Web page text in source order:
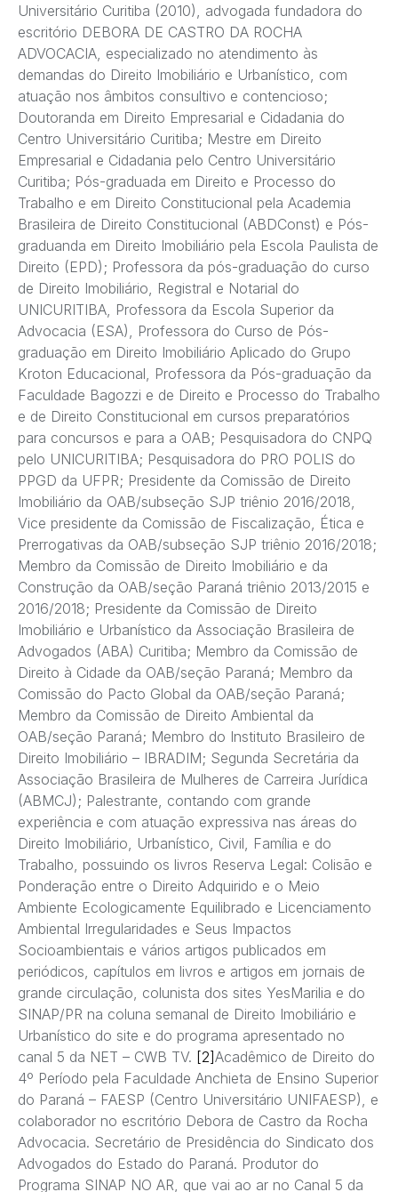
Universitário Curitiba (2010), advogada fundadora do
escritório DEBORA DE CASTRO DA ROCHA
ADVOCACIA, especializado no atendimento às
demandas do Direito Imobiliário e Urbanístico, com
atuação nos âmbitos consultivo e contencioso;
Doutoranda em Direito Empresarial e Cidadania do
Centro Universitário Curitiba; Mestre em Direito
Empresarial e Cidadania pelo Centro Universitário
Curitiba; Pós-graduada em Direito e Processo do
Trabalho e em Direito Constitucional pela Academia
Brasileira de Direito Constitucional (ABDConst) e Pós-
graduanda em Direito Imobiliário pela Escola Paulista de
Direito (EPD); Professora da pós-graduação do curso
de Direito Imobiliário, Registral e Notarial do
UNICURITIBA, Professora da Escola Superior da
Advocacia (ESA), Professora do Curso de Pós-
graduação em Direito Imobiliário Aplicado do Grupo
Kroton Educacional, Professora da Pós-graduação da
Faculdade Bagozzi e de Direito e Processo do Trabalho
e de Direito Constitucional em cursos preparatórios
para concursos e para a OAB; Pesquisadora do CNPQ
pelo UNICURITIBA; Pesquisadora do PRO POLIS do
PPGD da UFPR; Presidente da Comissão de Direito
Imobiliário da OAB/subseção SJP triênio 2016/2018,
Vice presidente da Comissão de Fiscalização, Ética e
Prerrogativas da OAB/subseção SJP triênio 2016/2018;
Membro da Comissão de Direito Imobiliário e da
Construção da OAB/seção Paraná triênio 2013/2015 e
2016/2018; Presidente da Comissão de Direito
Imobiliário e Urbanístico da Associação Brasileira de
Advogados (ABA) Curitiba; Membro da Comissão de
Direito à Cidade da OAB/seção Paraná; Membro da
Comissão do Pacto Global da OAB/seção Paraná;
Membro da Comissão de Direito Ambiental da
OAB/seção Paraná; Membro do Instituto Brasileiro de
Direito Imobiliário – IBRADIM; Segunda Secretária da
Associação Brasileira de Mulheres de Carreira Jurídica
(ABMCJ); Palestrante, contando com grande
experiência e com atuação expressiva nas áreas do
Direito Imobiliário, Urbanístico, Civil, Família e do
Trabalho, possuindo os livros Reserva Legal: Colisão e
Ponderação entre o Direito Adquirido e o Meio
Ambiente Ecologicamente Equilibrado e Licenciamento
Ambiental Irregularidades e Seus Impactos
Socioambientais e vários artigos publicados em
periódicos, capítulos em livros e artigos em jornais de
grande circulação, colunista dos sites YesMarilia e do
SINAP/PR na coluna semanal de Direito Imobiliário e
Urbanístico do site e do programa apresentado no
canal 5 da NET – CWB TV. [2]Acadêmico de Direito do
4º Período pela Faculdade Anchieta de Ensino Superior
do Paraná – FAESP (Centro Universitário UNIFAESP), e
colaborador no escritório Debora de Castro da Rocha
Advocacia. Secretário de Presidência do Sindicato dos
Advogados do Estado do Paraná. Produtor do
Programa SINAP NO AR, que vai ao ar no Canal 5 da